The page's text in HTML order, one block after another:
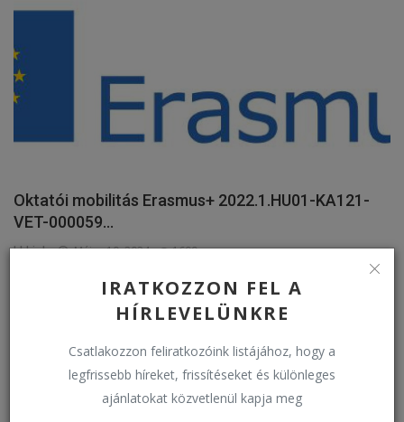
IRATKOZZON FEL A
HÍRLEVELÜNKRE
Csatlakozzon feliratkozóink listájához, hogy a
legfrissebb híreket, frissítéseket és különleges
ajánlatokat közvetlenül kapja meg
Oktatói mobilitás Erasmus+ 2022.1.HU01-KA121-
VET-000059...
bkkigh Május 10, 2024 1699